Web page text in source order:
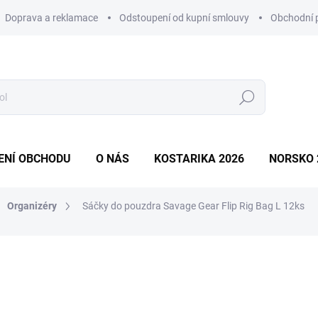
Doprava a reklamace Odstoupení od kupní smlouvy Obchodní
Hledat
OBCHODU O NÁS KOSTARIKA 2026
Organizéry Sáčky do pouzdra Savage Gear Flip Rig Bag L 12ks